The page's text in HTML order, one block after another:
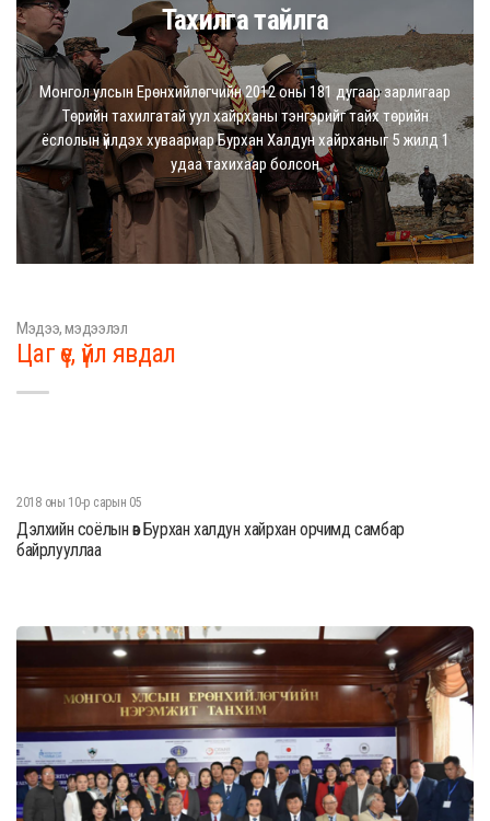
Тахилга тайлга
Монгол улсын Ерөнхийлөгчийн 2012 оны 181 дугаар зарлигаар
Төрийн тахилгатай уул хайрханы тэнгэрийг тайх төрийн
ёслолын үйлдэх хуваариар Бурхан Халдун хайрханыг 5 жилд 1
удаа тахихаар болсон
Мэдээ, мэдээлэл
Цаг үе, үйл явдал
2018 оны 10-р сарын 05
Дэлхийн соёлын өв Бурхан халдун хайрхан орчимд самбар
байрлууллаа